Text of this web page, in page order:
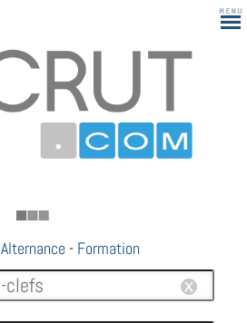
183
Alternance - Formation